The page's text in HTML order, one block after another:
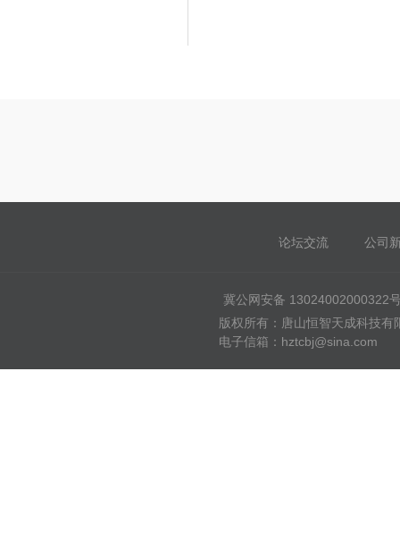
论坛交流 公司
冀公网安备 13024002000322
版权所有：唐山恒智天成科技
电子信箱：hztcbj@sina.com